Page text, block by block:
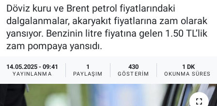
Döviz kuru ve Brent petrol fiyatlarındaki
dalgalanmalar, akaryakıt fiyatlarına zam olarak
yansıyor. Benzinin litre fiyatına gelen 1.50 TL’lik
zam pompaya yansıdı.
14.05.2025 - 09:41
YAYINLANMA
1
PAYLAŞIM
430
GÖSTERIM
1 DK
OKUNMA SÜRESI
Dünya
Ege Saati
Ege'den Esintiler
Eğitim
Spor
Yayın Akışı
İletişim
Son Dakika Haberleri
Haber Arşivi